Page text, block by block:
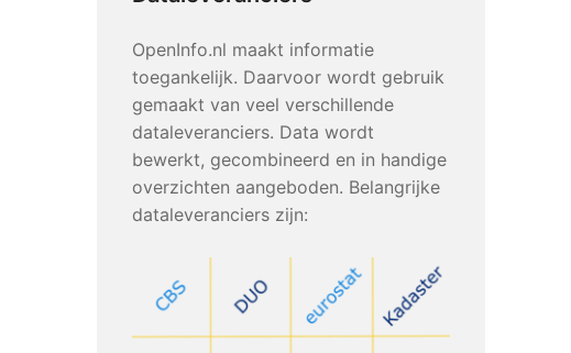
OpenInfo.nl maakt informatie
toegankelijk. Daarvoor wordt gebruik
gemaakt van veel verschillende
dataleveranciers. Data wordt
bewerkt, gecombineerd en in handige
overzichten aangeboden. Belangrijke
dataleveranciers zijn: